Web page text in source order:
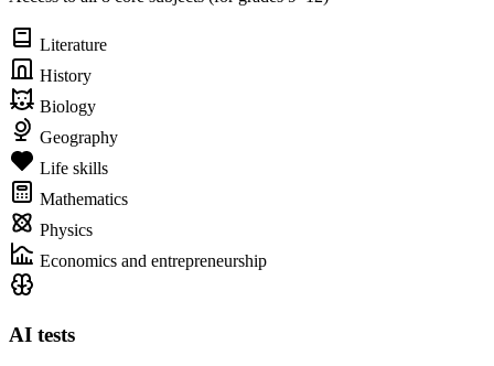
Literature
History
Biology
Geography
Life skills
Mathematics
Physics
Economics and entrepreneurship
AI tests